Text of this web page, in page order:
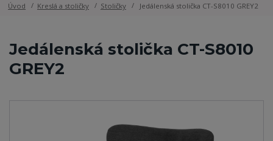
Úvod Kreslá a stoličky Stoličky Jedálenská stolička CT-S8010 GREY2
Jedálenská stolička CT-S8010
GREY2